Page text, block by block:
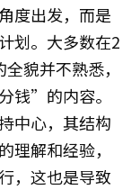
度出发，而是
划。大多数在2
貌并不熟悉，
钱”的内容。
中心，其结构
理解和经验，
，这也是导致